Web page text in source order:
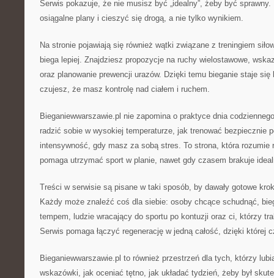
Serwis pokazuje, że nie musisz być „idealny”, żeby być
osiągalne plany i cieszyć się drogą, a nie tylko wynikiem.
Na stronie pojawiają się również wątki związane z treningiem
biega lepiej. Znajdziesz propozycje na ruchy wielostawowe,
oraz planowanie prewencji urazów. Dzięki temu bieganie staje
czujesz, że masz kontrolę nad ciałem i ruchem.
Bieganiewwarszawie.pl nie zapomina o praktyce dnia
radzić sobie w wysokiej temperaturze, jak trenować bezpiecznie
intensywność, gdy masz za sobą stres. To strona, która rozumie
pomaga utrzymać sport w planie, nawet gdy czasem brakuje
Treści w serwisie są pisane w taki sposób, by dawały gotowe
Każdy może znaleźć coś dla siebie: osoby chcące schudnąć,
tempem, ludzie wracający do sportu po kontuzji oraz ci, którzy
Serwis pomaga łączyć regenerację w jedną całość, dzięki której
Bieganiewwarszawie.pl to również przestrzeń dla tych, którzy
wskazówki, jak oceniać tętno, jak układać tydzień, żeby był